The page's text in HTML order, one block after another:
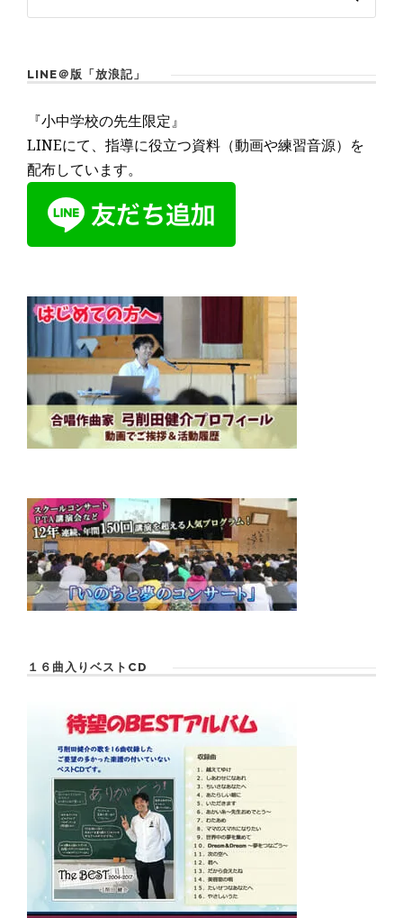
LINE＠版「放浪記」
『小中学校の先生限定』
LINEにて、指導に役立つ資料（動画や練習音源）を
配布しています。
１６曲入りベストCD